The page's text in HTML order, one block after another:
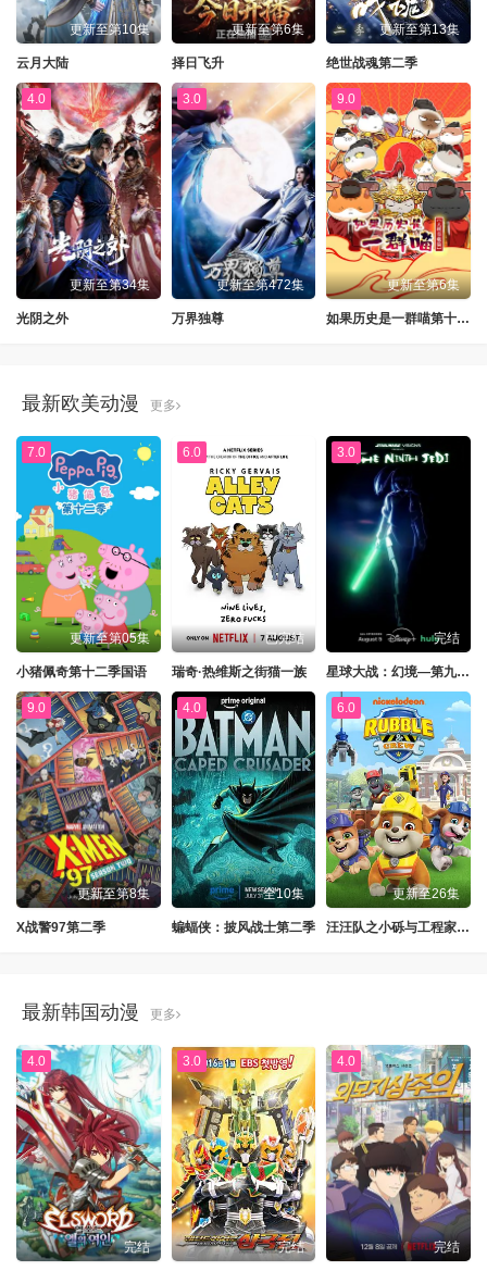
更新至第10集
云月大陆
更新至第6集
择日飞升
更新至第13集
绝世战魂第二季
4.0
更新至第34集
光阴之外
3.0
更新至第472集
万界独尊
9.0
更新至第6集
如果历史是一群喵第十三季
最新欧美动漫 更多
7.0
更新至第05集
小猪佩奇第十二季国语
6.0
已完结
瑞奇·热维斯之街猫一族
3.0
完结
星球大战：幻境—第九个绝地武士
9.0
更新至第8集
X战警97第二季
4.0
全10集
蝙蝠侠：披风战士第二季
6.0
更新至26集
汪汪队之小砾与工程家族第三季
最新韩国动漫 更多
4.0
完结
3.0
完结
4.0
完结